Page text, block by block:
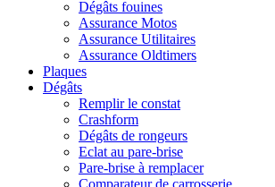
Dégâts fouines
Assurance Motos
Assurance Utilitaires
Assurance Oldtimers
Plaques
Dégâts
Remplir le constat
Crashform
Dégâts de rongeurs
Eclat au pare-brise
Pare-brise à remplacer
Comparateur de carrosserie